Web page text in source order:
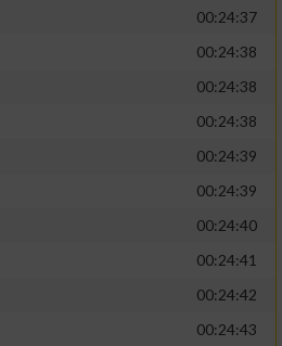
00:24:37
00:24:38
00:24:38
00:24:38
00:24:39
00:24:39
00:24:40
00:24:41
00:24:42
00:24:43